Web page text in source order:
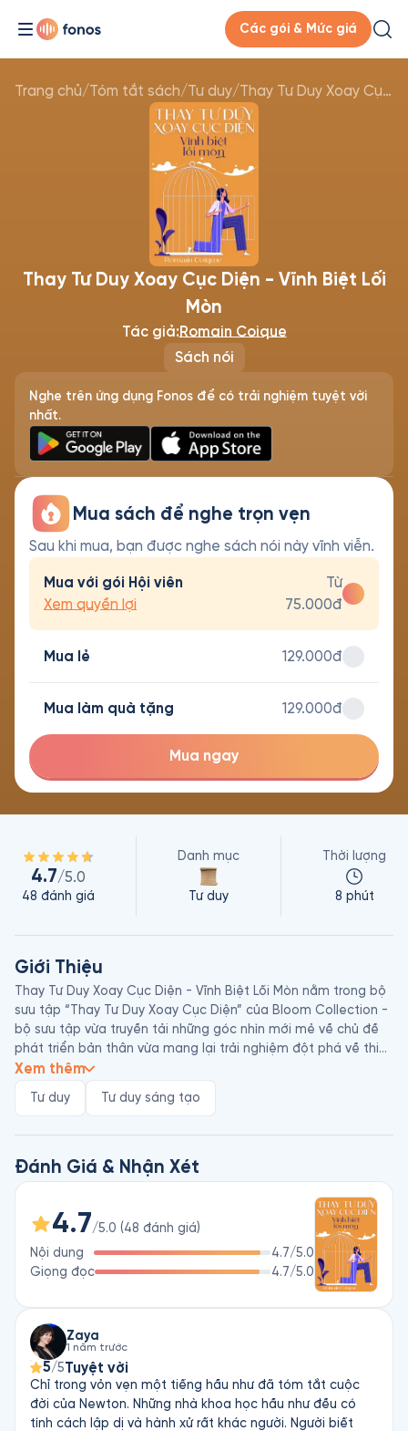
Các gói & Mức giá
Trang chủ/Tóm tắt sách/Tư duy/ Thay Tư Duy Xoay Cục Diện - Vĩnh Biệt Lối Mòn
Sách nói
Thay Tư Duy Xoay Cục Diện - Vĩnh Biệt Lối
Mòn
Tác giả:Romain Coique
Nghe trên ứng dụng Fonos để có trải nghiệm tuyệt vời
nhất.
Mua sách để nghe trọn vẹn
Sau khi mua, bạn được nghe sách nói này vĩnh viễn.
Mua với gói Hội viên
Xem quyền lợi
Từ
75.000đ
Mua lẻ 129.000đ
Mua làm quà tặng 129.000đ
Mua ngay
4.7/5.0
48 đánh giá
Danh mục
Tư duy
Thời lượng
8 phút
Giới Thiệu
Thay Tư Duy Xoay Cục Diện - Vĩnh Biệt Lối Mòn nằm trong bộ
sưu tập “Thay Tư Duy Xoay Cục Diện” của Bloom Collection -
bộ sưu tập vừa truyền tải những góc nhìn mới mẻ về chủ đề
phát triển bản thân vừa mang lại trải nghiệm đột phá về thiết
kế.
Dù bạn có muốn thừa nhận hay không, cách bạn tư duy và
Romain Coique sẽ giúp bạn rèn luyện phương pháp tư duy
không theo lối mòn, giúp bạn tự do hơn trong những quyết
Romain Coique là người thành công trong rất nhiều vai trò:
doanh nhân, nhà đầu tư trong lĩnh vực công nghệ và blogger
trong lĩnh vực phát triển bản thân. Ông được đánh giá là
người có lối tư duy độc đáo: “không giới hạn, không sợ hãi và
tràn ngập sự lạc quan”. Ông đã chia sẻ phương pháp tư duy
đặc biệt này trong cuốn sách Vĩnh Biệt Lối Mòn và trên blog
cá nhân romaincoique.com.
Xem thêm
Tư duy Tư duy sáng tạo
Đánh Giá & Nhận Xét
4.7/5.0 (48 đánh giá)
Nội dung
4.7/5.0
Giọng đọc
4.7/5.0
Zaya
1 năm trước
5/5Tuyệt vời
Chỉ trong vỏn vẹn một tiếng hầu như đã tóm tắt cuộc
đời của Newton. Những nhà khoa học hầu như đều có
tính cách lập dị và hành xử rất khác người. Người biết